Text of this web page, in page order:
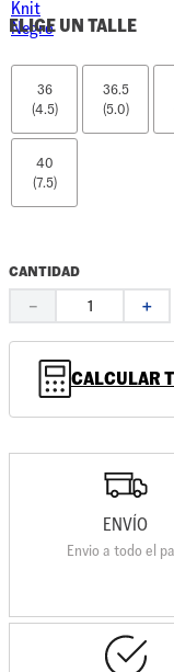
ELIGE UN TALLE
36
(4.5)
36.5
(5.0)
40
(7.5)
CANTIDAD
＋
－
CALCULAR
ENVÍO
Envio a todo el